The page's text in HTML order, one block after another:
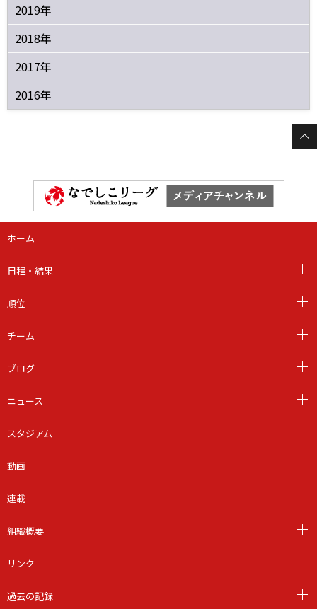
2019年
2018年
2017年
2016年
ホーム
日程・結果
順位
チーム
ブログ
ニュース
スタジアム
動画
連載
組織概要
リンク
過去の記録